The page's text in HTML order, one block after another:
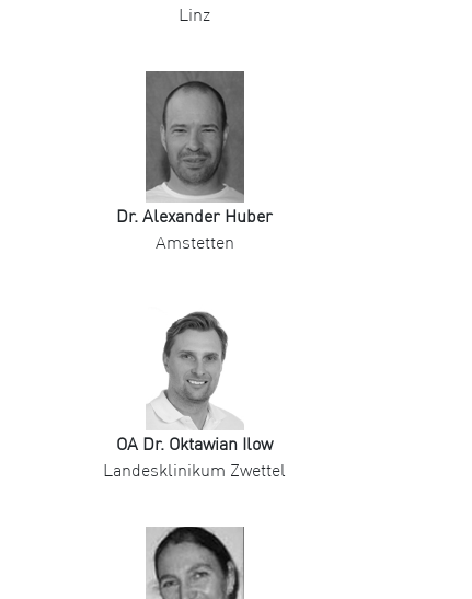
Linz
Dr. Alexander Huber
Amstetten
OA Dr. Oktawian Ilow
Landesklinikum Zwettel